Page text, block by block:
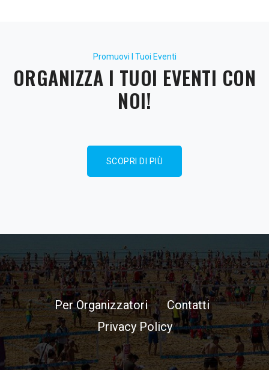
Promuovi I Tuoi Eventi
ORGANIZZA I TUOI EVENTI CON
NOI!
SCOPRI DI PIÙ
Per Organizzatori
Contatti
Privacy Policy